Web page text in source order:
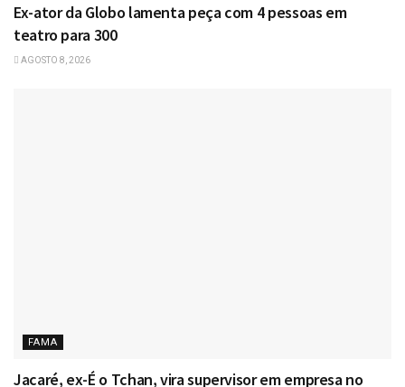
Ex-ator da Globo lamenta peça com 4 pessoas em
teatro para 300
AGOSTO 8, 2026
FAMA
Jacaré, ex-É o Tchan, vira supervisor em empresa no